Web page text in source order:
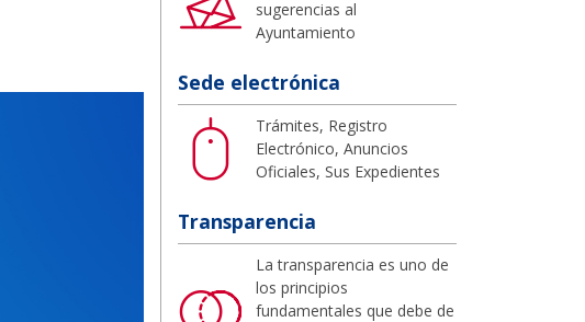
sugerencias al
Ayuntamiento
Sede electrónica
Trámites, Registro
Electrónico, Anuncios
Oficiales, Sus Expedientes
Transparencia
La transparencia es uno de
los principios
fundamentales que debe de